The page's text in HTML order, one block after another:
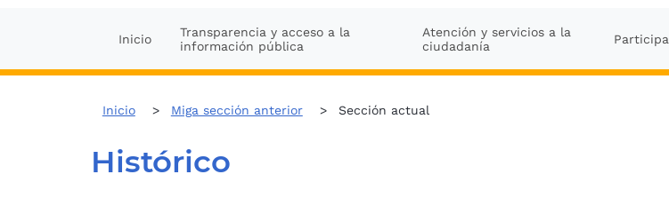
Inicio
Transparencia y acceso a la
información pública
Atención y servicios a la
ciudadanía
Participa
Inicio Miga sección anterior Sección actual
Histórico